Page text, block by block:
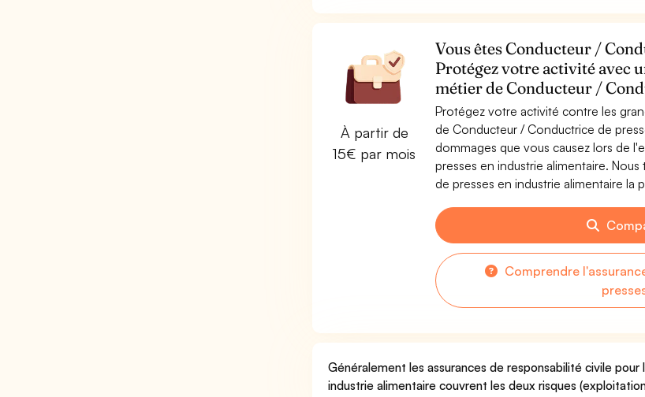
À partir de
15€ par mois
Vous êtes Conducteur /
Protégez votre activité avec
métier de Conducteur /
Protégez votre activité contre les
de Conducteur / Conductrice de
dommages que vous causez lors de
presses en industrie alimentaire.
de presses en industrie alimentaire la
Comprendre
Généralement les assurances de responsabilité civile
industrie alimentaire couvrent les deux risques